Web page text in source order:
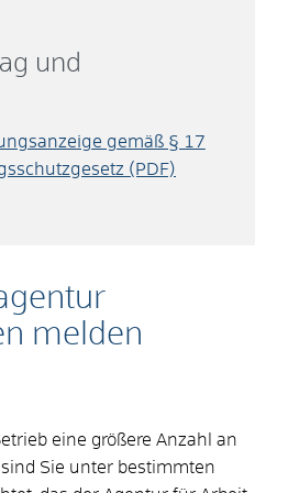
melden
eine größere Anzahl an
Sie unter bestimmten
und
gemäß § 17
(PDF)